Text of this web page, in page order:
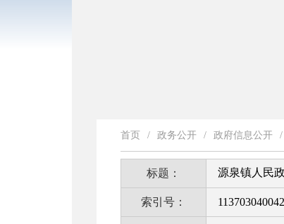
首页 / 政务公开 / 政府信息公开 /
标题： 源泉镇人民
索引号：